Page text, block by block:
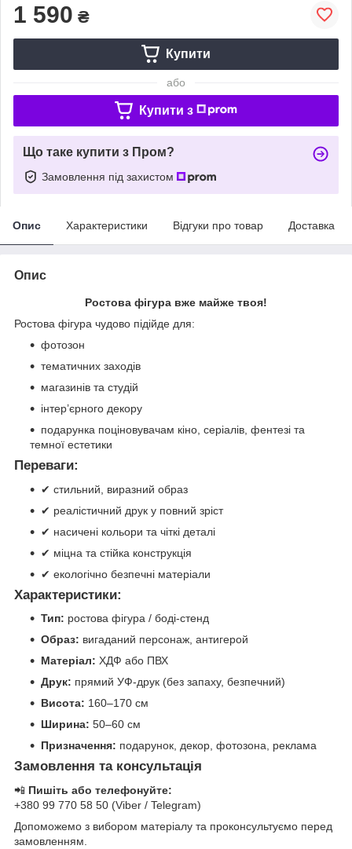
1 590 ₴
Купити
або
Купити з
Що таке купити з Пром?
Замовлення під захистом
Опис Характеристики Відгуки про товар Доставка
Опис
Ростова фігура вже майже твоя!
Ростова фігура чудово підійде для:
фотозон
тематичних заходів
магазинів та студій
інтер’єрного декору
подарунка поціновувачам кіно, серіалів, фентезі та
темної естетики
Переваги:
✔ стильний, виразний образ
✔ реалістичний друк у повний зріст
✔ насичені кольори та чіткі деталі
✔ міцна та стійка конструкція
✔ екологічно безпечні матеріали
Характеристики:
Тип: ростова фігура / боді-стенд
Образ: вигаданий персонаж, антигерой
Матеріал: ХДФ або ПВХ
Друк: прямий УФ-друк (без запаху, безпечний)
Висота: 160–170 см
Ширина: 50–60 см
Призначення: подарунок, декор, фотозона, реклама
Замовлення та консультація
📲 Пишіть або телефонуйте:
+380 99 770 58 50 (Viber / Telegram)
Допоможемо з вибором матеріалу та проконсультуємо перед
замовленням.